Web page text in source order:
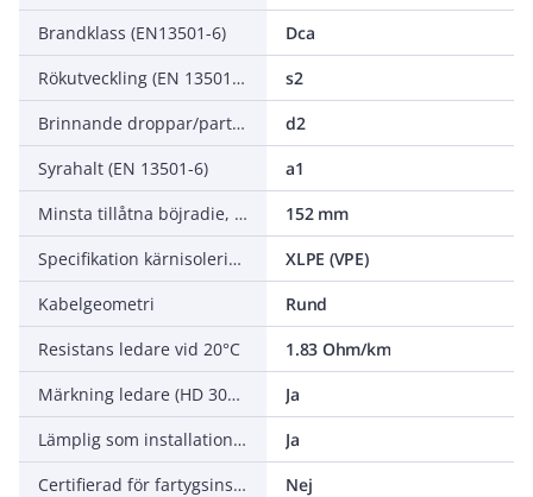
Brandklass (EN13501-6)
Dca
Rökutveckling (EN 13501-6)
s2
Brinnande droppar/partiklar (EN 13501-6)
d2
Syrahalt (EN 13501-6)
a1
Minsta tillåtna böjradie, stationär tillämpning/permanent installation
152 mm
Specifikation kärnisolering
XLPE (VPE)
Kabelgeometri
Rund
Resistans ledare vid 20°C
1.83 Ohm/km
Märkning ledare (HD 308 S2)
Ja
Lämplig som installationskabel
Ja
Certifierad för fartygsinstallationer
Nej